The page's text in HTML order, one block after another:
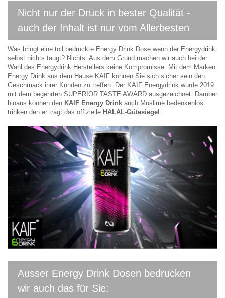
Nicht nur der Druck in bester Qualität -
auch der Inhalt ist nur vom Allerbesten
Was bringt eine toll bedruckte Energy Drink Dose wenn der Energydrink
selbst nichts taugt? Nichts. Aus dem Grund machen wir auch bei der
Wahl des Energydrink Herstellers keine Kompromisse. Mit dem Marken
Energy Drink aus dem Hause KAIF können Sie sich sicher sein den
Geschmack ihrer Kunden zu treffen. Der KAIF Energydrink wurde 2019
mit dem begehrten SUPERIOR TASTE AWARD ausgezeichnet. Darüber
hinaus können den KAIF Energy Drink auch Muslime bedenkenlos
trinken den er trägt das offizielle HALAL-Gütesiegel .
.
Ausser Energy Drink Dosen bedrucken
wir auch das für Sie: